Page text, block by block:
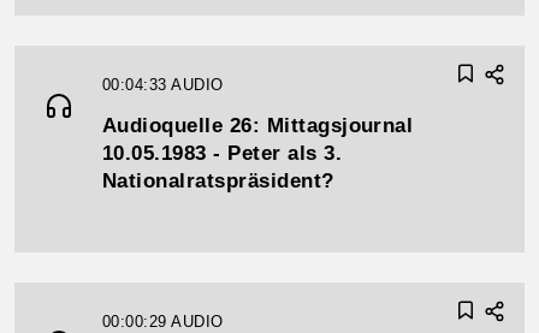
00:04:33AUDIO
Audioquelle 26: Mittagsjournal
10.05.1983 - Peter als 3.
Nationalratspräsident?
00:00:29AUDIO